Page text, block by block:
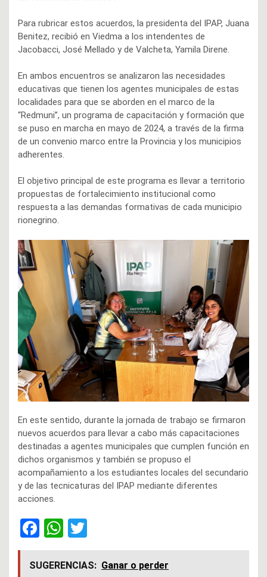
Para rubricar estos acuerdos, la presidenta del IPAP, Juana
Benitez, recibió en Viedma a los intendentes de
Jacobacci, José Mellado y de Valcheta, Yamila Direne.
En ambos encuentros se analizaron las necesidades
educativas que tienen los agentes municipales de estas
localidades para que se aborden en el marco de la
“Redmuni”, un programa de capacitación y formación que
se puso en marcha en mayo de 2024, a través de la firma
de un convenio marco entre la Provincia y los municipios
adherentes.
El objetivo principal de este programa es llevar a territorio
propuestas de fortalecimiento institucional como
respuesta a las demandas formativas de cada municipio
rionegrino.
En este sentido, durante la jornada de trabajo se firmaron
nuevos acuerdos para llevar a cabo más capacitaciones
destinadas a agentes municipales que cumplen función en
dichos organismos y también se propuso el
acompañamiento a los estudiantes locales del secundario
y de las tecnicaturas del IPAP mediante diferentes
acciones.
F
a
ce
W
h
at
wi
tt
SUGERENCIAS: Ganar o perder